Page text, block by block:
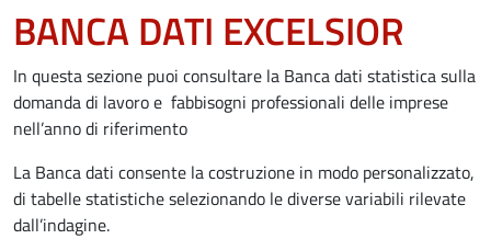
BANCA DATI EXCELSIOR
In questa sezione puoi consultare la Banca dati statistica sulla
domanda di lavoro e fabbisogni professionali delle imprese
nell’anno di riferimento
La Banca dati consente la costruzione in modo personalizzato,
di tabelle statistiche selezionando le diverse variabili rilevate
dall’indagine.